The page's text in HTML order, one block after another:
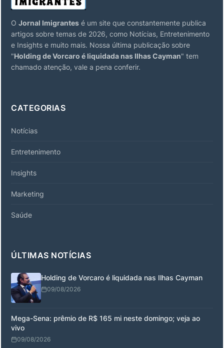
O Jornal Imigrantes é um site que constantemente publica
artigos sobre temas de 2026, como Notícias, Entretenimento
e Insights e muito mais. Nossa última publicação sobre
"Holding de Vorcaro é liquidada nas Ilhas Cayman" tem
chamado atenção, vale a pena conferir.
CATEGORIAS
Notícias
Entretenimento
Insights
Marketing
Saúde
ÚLTIMAS NOTÍCIAS
Holding de Vorcaro é liquidada nas Ilhas Cayman
09/08/2026
Mega-Sena: prêmio de R$ 165 mi neste domingo; veja ao
vivo
09/08/2026